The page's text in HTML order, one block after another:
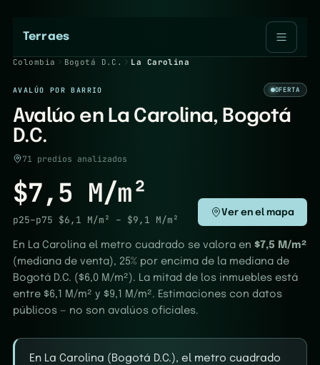
Terraes
Colombia Bogotá D.C. La Carolina
AVALÚO POR BARRIO OFERTA
Avalúo en La Carolina, Bogotá
D.C.
71 predios analizados
$7,5 M/m²
p25–p75 $6,1 M/m² – $9,1 M/m²
Ver en el mapa
En La Carolina el metro cuadrado se valora en $7,5 M/m²
(mediana de venta), 25% por encima de la mediana de
Bogotá D.C. ($6,0 M/m²). La mitad de los inmuebles está
entre $6,1 M/m² y $9,1 M/m². Estimaciones con datos
públicos — no son avalúos oficiales.
En La Carolina (Bogotá D.C.), el metro cuadrado